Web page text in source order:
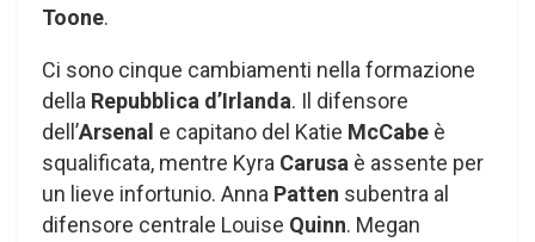
Toone.
Ci sono cinque cambiamenti nella formazione
della Repubblica d’Irlanda. Il difensore
dell’Arsenal e capitano del Katie McCabe è
squalificata, mentre Kyra Carusa è assente per
un lieve infortunio. Anna Patten subentra al
difensore centrale Louise Quinn. Megan